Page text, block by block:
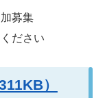
募集
ださい
）